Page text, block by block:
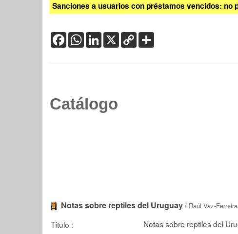
Sanciones a usuarios con préstamos vencidos:
FacebookWhatsApp
LinkedIn
X Copy
Link
Catálogo
Notas sobre reptiles del Uruguay / Raúl Vaz-Ferreira
Título :
Notas sobre reptiles del